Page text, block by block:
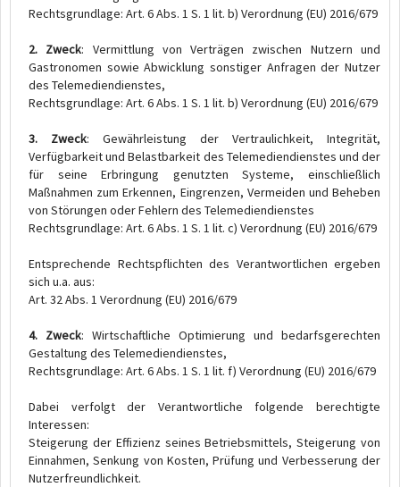
Rechtsgrundlage: Art. 6 Abs. 1 S. 1 lit. b) Verordnung (EU) 2016/679
2. Zweck: Vermittlung von Verträgen zwischen Nutzern und
Gastronomen sowie Abwicklung sonstiger Anfragen der Nutzer
des Telemediendienstes,
Rechtsgrundlage: Art. 6 Abs. 1 S. 1 lit. b) Verordnung (EU) 2016/679
3. Zweck: Gewährleistung der Vertraulichkeit, Integrität,
Verfügbarkeit und Belastbarkeit des Telemediendienstes und der
für seine Erbringung genutzten Systeme, einschließlich
Maßnahmen zum Erkennen, Eingrenzen, Vermeiden und Beheben
von Störungen oder Fehlern des Telemediendienstes
Rechtsgrundlage: Art. 6 Abs. 1 S. 1 lit. c) Verordnung (EU) 2016/679
Entsprechende Rechtspflichten des Verantwortlichen ergeben
sich u.a. aus:
Art. 32 Abs. 1 Verordnung (EU) 2016/679
4. Zweck: Wirtschaftliche Optimierung und bedarfsgerechten
Gestaltung des Telemediendienstes,
Rechtsgrundlage: Art. 6 Abs. 1 S. 1 lit. f) Verordnung (EU) 2016/679
Dabei verfolgt der Verantwortliche folgende berechtigte
Interessen:
Steigerung der Effizienz seines Betriebsmittels, Steigerung von
Einnahmen, Senkung von Kosten, Prüfung und Verbesserung der
Nutzerfreundlichkeit.